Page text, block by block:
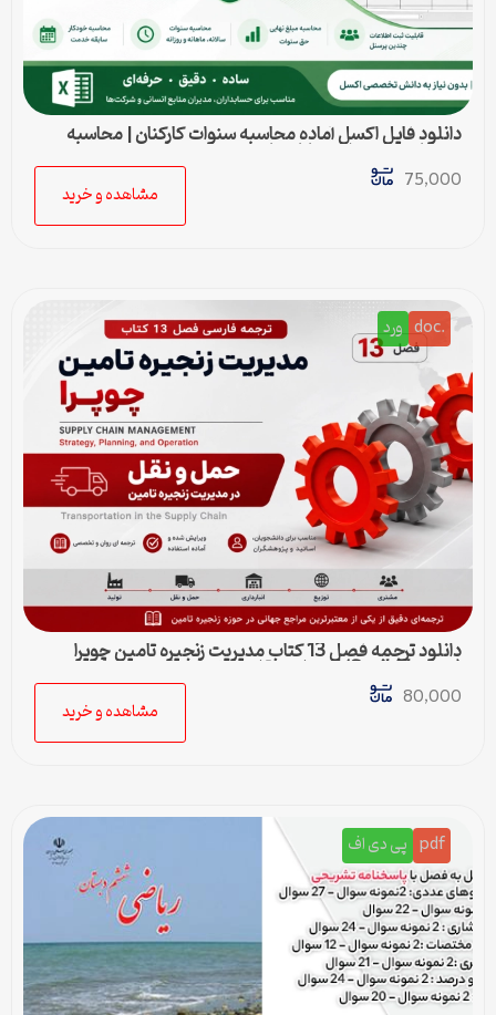
دانلود فایل اکسل آماده محاسبه سنوات کارکنان | محاسبه
خودکار حق سنوات و پایان کار
75,000
مشاهده و خرید
.doc ورد
دانلود ترجمه فصل 13 کتاب مدیریت زنجیره تامین چوپرا
(Sunil Chopra) | حمل و نقل در زنجیره تامین
80,000
مشاهده و خرید
pdf پی دی اف